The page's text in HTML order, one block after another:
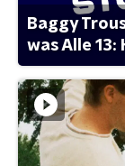
Baggy
was Alle